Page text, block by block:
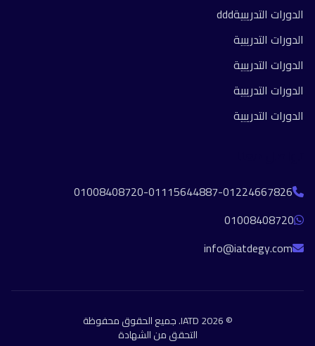
الدورات التدريبيةddd
الدورات التدريبية
الدورات التدريبية
الدورات التدريبية
الدورات التدريبية
01008408720-01115644887-01224667826
01008408720
info@iatdegy.com
© 2026 IATD. جميع الحقوق محفوظة
التحقق من الشهادة